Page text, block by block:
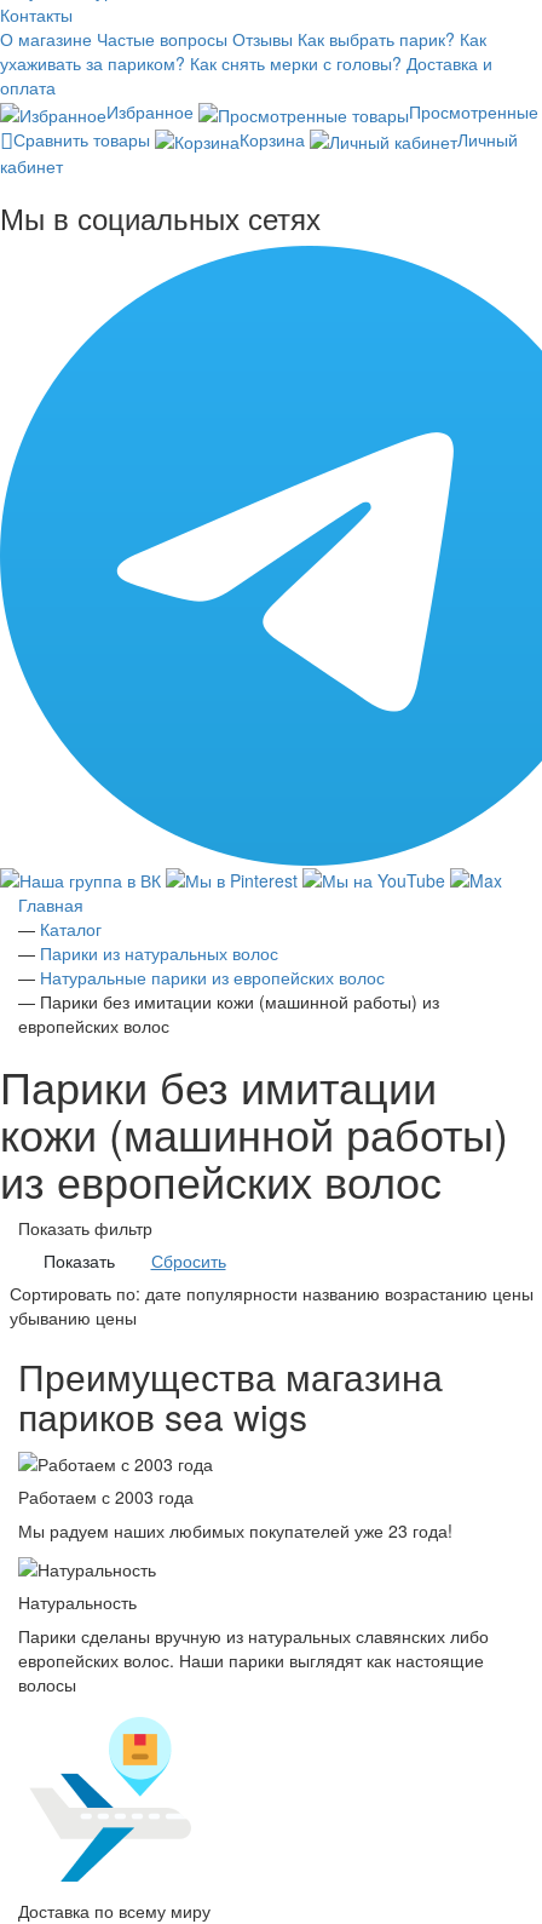
Контакты
О магазине Частые вопросы Отзывы Как выбрать парик? Как
ухаживать за париком? Как снять мерки с головы? Доставка и
оплата
Избранное
Просмотренные
Сравнить товары
Корзина
Личный
кабинет
Мы в социальных сетях
Главная
— Каталог
— Парики из натуральных волос
— Натуральные парики из европейских волос
— Парики без имитации кожи (машинной работы) из
европейских волос
Парики без имитации
кожи (машинной работы)
из европейских волос
Показать фильтр
Сбросить
Сортировать по: дате популярности названию возрастанию цены
убыванию цены
Преимущества магазина
париков sea wigs
Работаем с 2003 года
Мы радуем наших любимых покупателей уже 23 года!
Натуральность
Парики сделаны вручную из натуральных славянских либо
европейских волос. Наши парики выглядят как настоящие
волосы
Доставка по всему миру